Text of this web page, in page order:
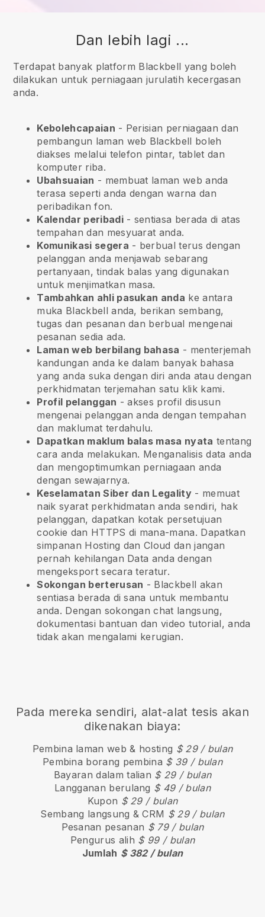
Dan lebih lagi ...
Terdapat banyak platform Blackbell yang boleh
dilakukan untuk perniagaan jurulatih kecergasan
anda.
Kebolehcapaian - Perisian perniagaan dan
pembangun laman web Blackbell boleh
diakses melalui telefon pintar, tablet dan
komputer riba.
Ubahsuaian - membuat laman web anda
terasa seperti anda dengan warna dan
peribadikan fon.
Kalendar peribadi- sentiasa berada di atas
tempahan dan mesyuarat anda.
Komunikasi segera - berbual terus dengan
pelanggan anda menjawab sebarang
pertanyaan, tindak balas yang digunakan
untuk menjimatkan masa.
Tambahkan ahli pasukan anda ke antara
muka Blackbell anda, berikan sembang,
tugas dan pesanan dan berbual mengenai
pesanan sedia ada.
Laman web berbilang bahasa - menterjemah
kandungan anda ke dalam banyak bahasa
yang anda suka dengan diri anda atau dengan
perkhidmatan terjemahan satu klik kami.
Profil pelanggan - akses profil disusun
mengenai pelanggan anda dengan tempahan
dan maklumat terdahulu.
Dapatkan maklum balas masa nyata tentang
cara anda melakukan. Menganalisis data anda
dan mengoptimumkan perniagaan anda
dengan sewajarnya.
Keselamatan Siber dan Legality - memuat
naik syarat perkhidmatan anda sendiri, hak
pelanggan, dapatkan kotak persetujuan
cookie dan HTTPS di mana-mana. Dapatkan
simpanan Hosting dan Cloud dan jangan
pernah kehilangan Data anda dengan
mengeksport secara teratur.
Sokongan berterusan - Blackbell akan
sentiasa berada di sana untuk membantu
anda. Dengan sokongan chat langsung,
dokumentasi bantuan dan video tutorial, anda
tidak akan mengalami kerugian.
Pada mereka sendiri, alat-alat tesis akan
dikenakan biaya:
Pembina laman web & hosting $ 29 / bulan
Pembina borang pembina $ 39 / bulan
Bayaran dalam talian $ 29 / bulan
Langganan berulang $ 49 / bulan
Kupon $ 29 / bulan
Sembang langsung & CRM $ 29 / bulan
Pesanan pesanan $ 79 / bulan
Pengurus alih $ 99 / bulan
Jumlah $ 382 / bulan